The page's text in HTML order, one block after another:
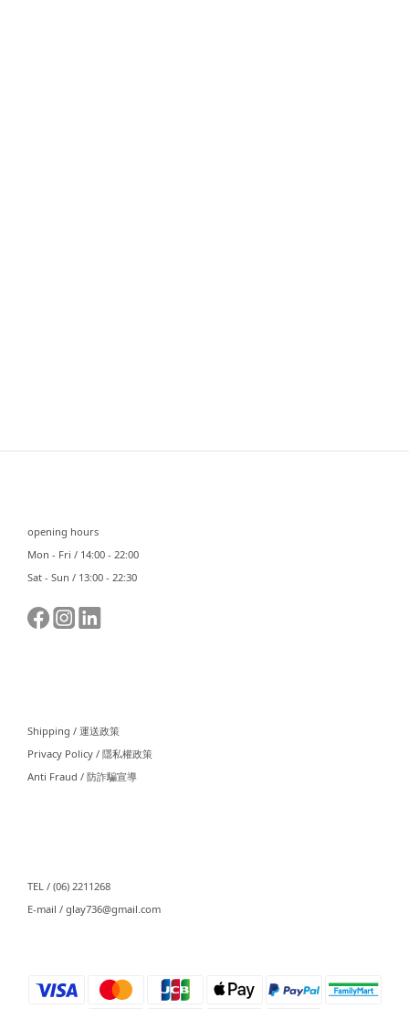
opening hours
Mon - Fri / 14:00 - 22:00
Sat - Sun / 13:00 - 22:30
Shipping / 運送政策
Privacy Policy / 隱私權政策
Anti Fraud / 防詐騙宣導
TEL / (06) 2211268
E-mail / glay736@gmail.com⠀⠀